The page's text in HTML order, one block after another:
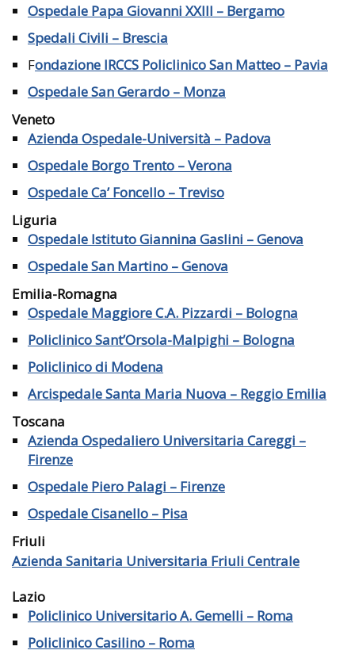
Ospedale Papa Giovanni XXIII – Bergamo
Spedali Civili – Brescia
Fondazione IRCCS Policlinico San Matteo – Pavia
Ospedale San Gerardo – Monza
Veneto
Azienda Ospedale-Università – Padova
Ospedale Borgo Trento – Verona
Ospedale Ca’ Foncello – Treviso
Liguria
Ospedale Istituto Giannina Gaslini – Genova
Ospedale San Martino – Genova
Emilia-Romagna
Ospedale Maggiore C.A. Pizzardi – Bologna
Policlinico Sant’Orsola-Malpighi – Bologna
Policlinico di Modena
Arcispedale Santa Maria Nuova – Reggio Emilia
Toscana
Azienda Ospedaliero Universitaria Careggi –
Firenze
Ospedale Piero Palagi – Firenze
Ospedale Cisanello – Pisa
Friuli
Azienda Sanitaria Universitaria Friuli Centrale
Lazio
Policlinico Universitario A. Gemelli – Roma
Policlinico Casilino – Roma